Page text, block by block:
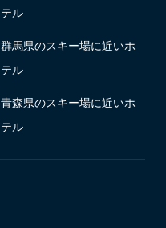
テル
群馬県のスキー場に近いホ
テル
青森県のスキー場に近いホ
テル